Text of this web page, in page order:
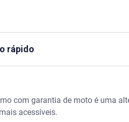
rápido
o empréstimo com garantia de
com garantia de moto é uma
acessíveis.